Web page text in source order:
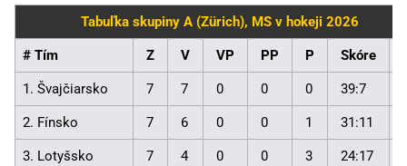
Tabuľka skupiny A (Zürich), MS v hokeji 2026
# Tím Z V VP PP P Skóre
1. Švajčiarsko 7 7 0 0 0 39:7
2. Fínsko 7 6 0 0 1 31:11
3. Lotyšsko 7 4 0 0 3 24:17